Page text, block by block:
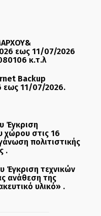
εως 11/07/2026
κ.τ.λ
Backup
εως 11/07/2026.
Έγκριση
χώρου στις 16
πολιτιστικής
.
τεχνικών
ανάθεση της
υλικό» .